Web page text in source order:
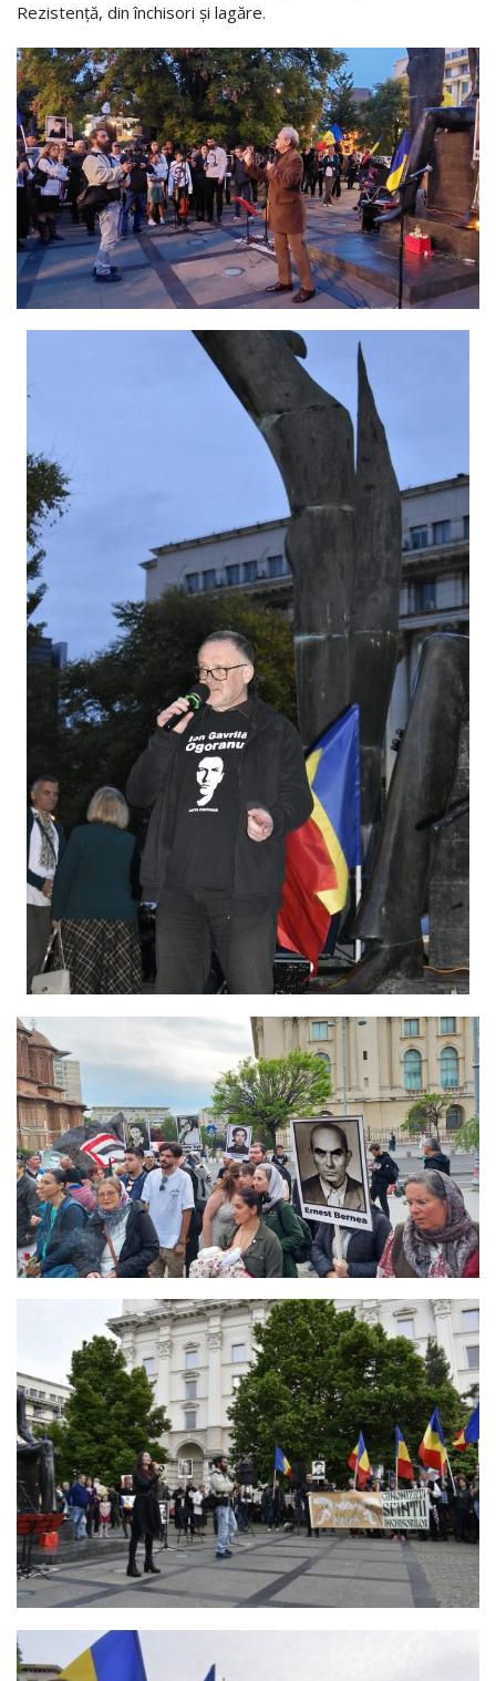
Rezistență, din închisori și lagăre.